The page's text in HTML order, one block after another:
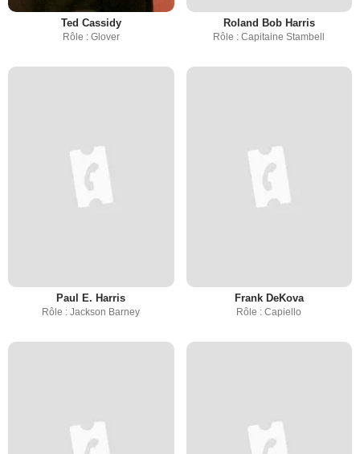
Ted Cassidy
Rôle : Glover
Roland Bob Harris
Rôle : Capitaine Stambell
Paul E. Harris
Rôle : Jackson Barney
Frank DeKova
Rôle : Capiello